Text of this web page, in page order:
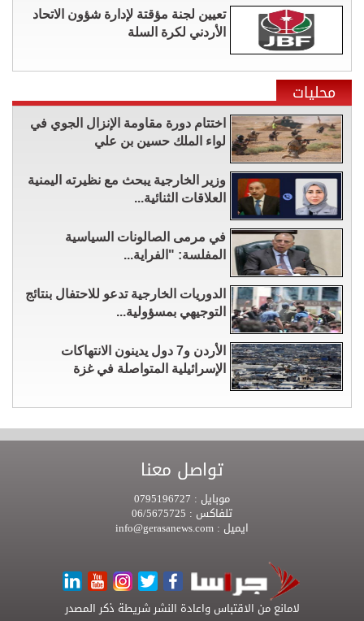
تعيين لجنة مؤقتة لإدارة شؤون الاتحاد
الأردني لكرة السلة
محليات
اختتام دورة مقاومة الإنزال الجوي في
لواء الملك حسين بن علي
وزير الخارجية يبحث مع نظيرته اليمنية
العلاقات الثنائية...
في مرمى الصالونات السياسية
المفلسة: "الفراية...
الدوريات الخارجية تدعو للاحتفال بنتائج
التوجيهي بمسؤولية...
الأردن و7 دول يدينون الانتهاكات
الإسرائيلية المتواصلة في غزة
تواصل معنا
موبايل :
تلفاكس :
ايميل :
لامانع من الاقتباس واعادة النشر شريطة ذكر المصدر